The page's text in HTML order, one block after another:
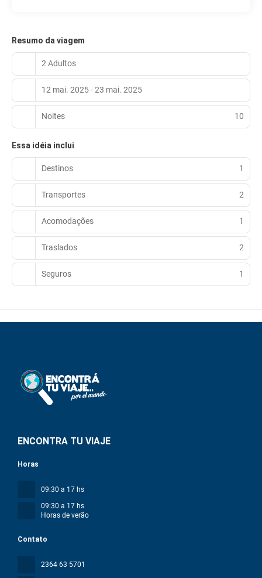
Resumo da viagem
2 Adultos
12 mai. 2025 - 23 mai. 2025
Noites 10
Essa idéia inclui
Destinos 1
Transportes 2
Acomodações 1
Traslados 2
Seguros 1
ENCONTRA TU VIAJE
Contato
2364 63 5701
Horas
09:30 a 17 hs
09:30 a 17 hs
Horas de verão